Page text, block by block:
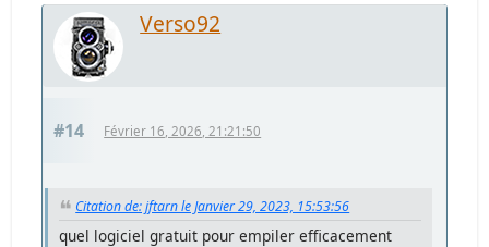
Verso92
#14 Février 16, 2026, 21:21:50
Citation de: jftarn le Janvier 29, 2023, 15:53:56
quel logiciel gratuit pour empiler efficacement